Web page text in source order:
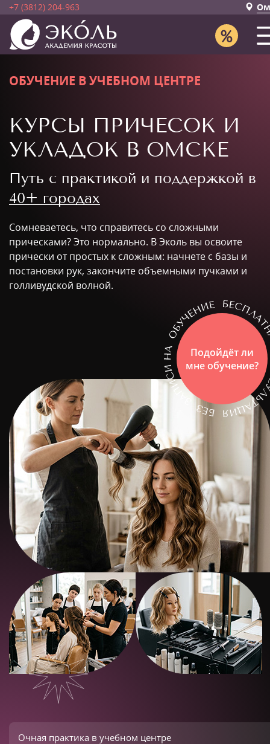
+7 (3812) 204-963
ОБУЧЕНИЕ В УЧЕБНОМ ЦЕНТРЕ
КУРСЫ ПРИЧЕСОК И
УКЛАДОК В ОМСКЕ
Путь с практикой и поддержкой в
40+ городах
Сомневаетесь, что справитесь со сложными
прическами? Это нормально. В Эколь вы освоите
прически от простых к сложным: начнете с базы и
постановки рук, закончите объемными пучками и
голливудской волной.
Подойдёт ли
мне обучение?
Очная практика в учебном центре